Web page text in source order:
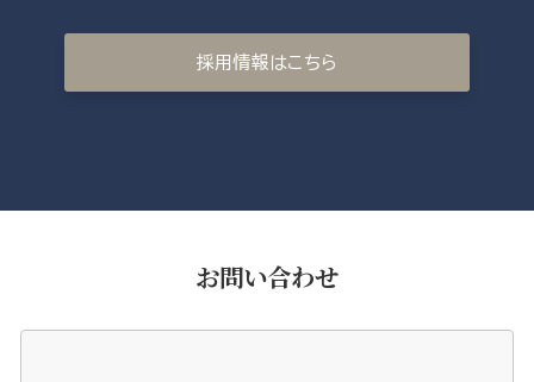
採用情報はこちら
お問い合わせ